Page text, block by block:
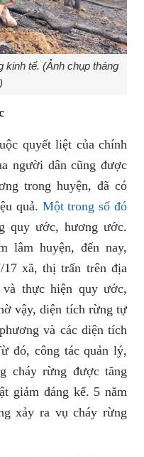
kinh tế. (Ảnh chụp tháng
quyết liệt của chính
người dân cũng được
trong huyện, đã có
quả. Một trong số đó
quy ước, hương ước.
lâm huyện, đến nay,
17 xã, thị trấn trên địa
thực hiện quy ước,
vậy, diện tích rừng tự
và các diện tích
đó, công tác quản lý,
cháy rừng được tăng
giảm đáng kể. 5 năm
xảy ra vụ cháy rừng